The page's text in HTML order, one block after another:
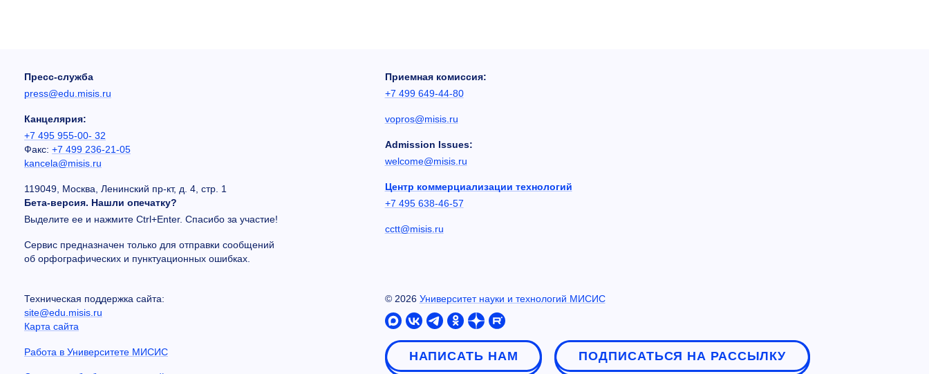
Пресс-служба
press@edu.misis.ru
Канцелярия:
+7 495 955-00- 32
Факс: +7 499 236-21-05
kancela@misis.ru
119049, Москва, Ленинский пр-кт, д. 4, стр. 1
Бета-версия. Нашли опечатку?
Выделите ее и нажмите Ctrl+Enter. Спасибо за участие!
Сервис предназначен только для отправки сообщений
об орфографических и пунктуационных ошибках.
Приемная комиссия:
+7 499 649-44-80
vopros@misis.ru
Admission Issues:
welcome@misis.ru
Центр коммерциализации технологий
+7 495 638-46-57
cctt@misis.ru
Техническая поддержка сайта:
site@edu.misis.ru
Карта сайта
Работа в Университете МИСИС
© 2026 Университет науки и технологий МИСИС
НАПИСАТЬ НАМ ПОДПИСАТЬСЯ НА РАССЫЛКУ